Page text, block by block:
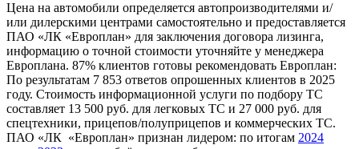
Цена на автомобили определяется автопроизводителями и/
или дилерскими центрами самостоятельно и предоставляется
ПАО «ЛК «Европлан» для заключения договора лизинга,
информацию о точной стоимости уточняйте у менеджера
Европлана. 87% клиентов готовы рекомендовать Европлан:
По результатам 7 853 ответов опрошенных клиентов в 2025
году. Стоимость информационной услуги по подбору ТС
составляет 13 500 руб. для легковых ТС и 27 000 руб. для
спецтехники, прицепов/полуприцепов и коммерческих ТС.
ПАО «ЛК «Европлан» признан лидером: по итогам 2024